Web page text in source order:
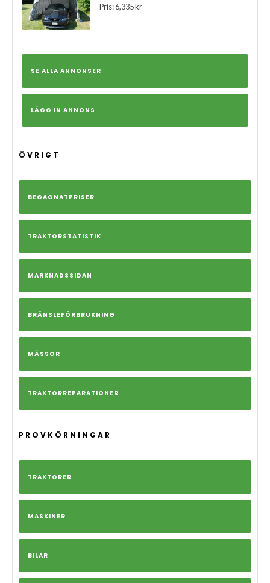
Pris: 6,335 kr
SE ALLA ANNONSER
LÄGG IN ANNONS
ÖVRIGT
BEGAGNATPRISER
TRAKTORSTATISTIK
MARKNADSSIDAN
BRÄNSLEFÖRBRUKNING
MÄSSOR
TRAKTORREPARATIONER
PROVKÖRNINGAR
TRAKTORER
MASKINER
BILAR